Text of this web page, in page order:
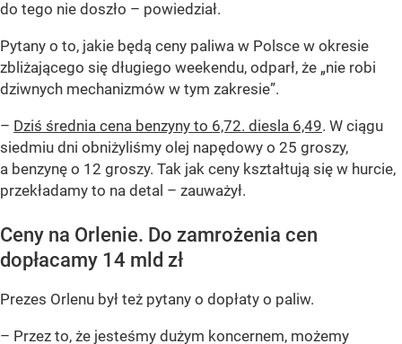
do tego nie doszło – powiedział.
Pytany o to, jakie będą ceny paliwa w Polsce w okresie
zbliżającego się długiego weekendu, odparł, że „nie robi
dziwnych mechanizmów w tym zakresie”.
– Dziś średnia cena benzyny to 6,72. diesla 6,49. W ciągu
siedmiu dni obniżyliśmy olej napędowy o 25 groszy,
a benzynę o 12 groszy. Tak jak ceny kształtują się w hurcie,
przekładamy to na detal – zauważył.
Ceny na Orlenie. Do zamrożenia cen
dopłacamy 14 mld zł
Prezes Orlenu był też pytany o dopłaty o paliw.
– Przez to, że jesteśmy dużym koncernem, możemy